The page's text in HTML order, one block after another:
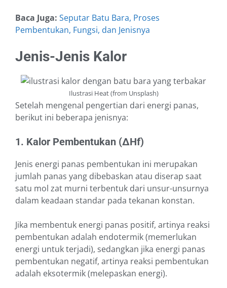
Baca Juga: Seputar Batu Bara, Proses
Pembentukan, Fungsi, dan Jenisnya
Jenis-Jenis Kalor
Ilustrasi Heat (from Unsplash)
Setelah mengenal pengertian dari energi panas,
berikut ini beberapa jenisnya:
1. Kalor Pembentukan (∆Hf)
Jenis energi panas pembentukan ini merupakan
jumlah panas yang dibebaskan atau diserap saat
satu mol zat murni terbentuk dari unsur-unsurnya
dalam keadaan standar pada tekanan konstan.
Jika membentuk energi panas positif, artinya reaksi
pembentukan adalah endotermik (memerlukan
energi untuk terjadi), sedangkan jika energi panas
pembentukan negatif, artinya reaksi pembentukan
adalah eksotermik (melepaskan energi).